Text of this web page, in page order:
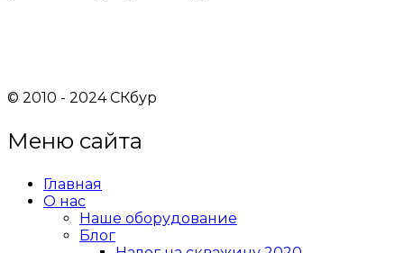
© 2010 - 2024 СКбур
Меню сайта
Главная
О нас
Наше оборудование
Блог